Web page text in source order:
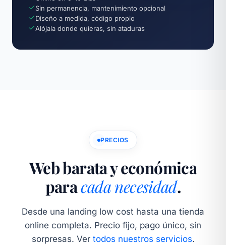
Sin permanencia, mantenimiento opcional
Diseño a medida, código propio
Alójala donde quieras, sin ataduras
PRECIOS
Web barata y económica
paracada necesidad.
Desde una landing low cost hasta una tienda
online completa. Precio fijo, pago único, sin
sorpresas. Ver todos nuestros servicios.